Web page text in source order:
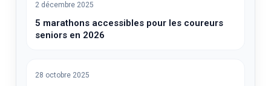
2 décembre 2025
5 marathons accessibles pour les coureurs
seniors en 2026
28 octobre 2025